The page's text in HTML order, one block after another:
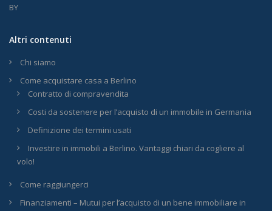
BY
Altri contenuti
Chi siamo
Come acquistare casa a Berlino
Contratto di compravendita
Costi da sostenere per l’acquisto di un immobile in Germania
Definizione dei termini usati
Investire in immobili a Berlino. Vantaggi chiari da cogliere al
volo!
Come raggiungerci
Finanziamenti – Mutui per l’acquisto di un bene immobiliare in